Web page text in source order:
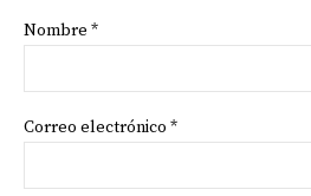
Nombre *
Correo electrónico *